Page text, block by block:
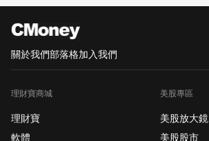
關於我們部落格加入我們
理財寶商城
理財寶
軟體
美股專區
美股放大鏡
美股股市